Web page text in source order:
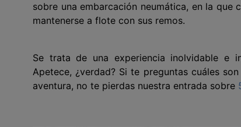
sobre una embarcación neumática, en la
mantenerse a flote con sus remos.
Se trata de una experiencia inolvidable e
Apetece, ¿verdad? Si te preguntas cuáles
aventura, no te pierdas nuestra entrada sobre